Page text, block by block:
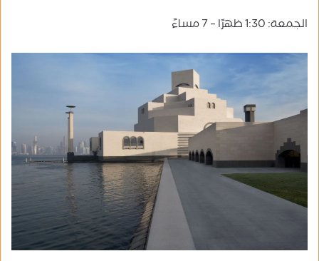
الجمعة: 1:30 ظهرًا – 7 مساءً